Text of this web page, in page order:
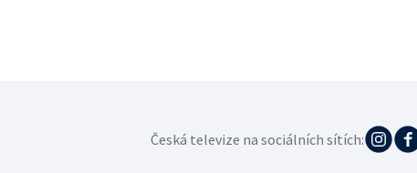
Česká televize na sociálních sítích: